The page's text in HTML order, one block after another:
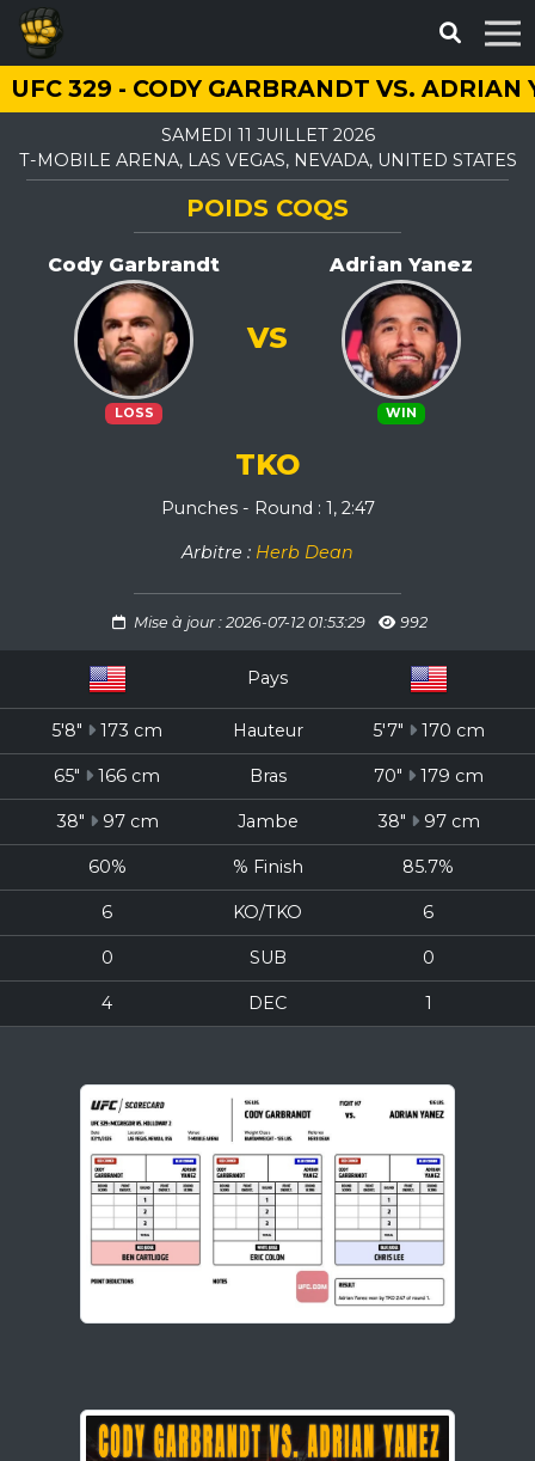
UFC 329 - CODY GARBRANDT VS. ADRIAN
SAMEDI 11 JUILLET 2026
T-MOBILE ARENA, LAS VEGAS, NEVADA, UNITED STATES
POIDS COQS
Cody Garbrandt
LOSS
Adrian Yanez
WIN
VS
TKO
Punches - Round : 1, 2:47
Arbitre : Herb Dean
Mise à jour : 2026-07-12 01:53:29 992
Pays
5'8" 173 cm Hauteur 5'7" 170 cm
65" 166 cm Bras 70" 179 cm
38" 97 cm Jambe 38" 97 cm
60% % Finish 85.7%
6 KO/TKO 6
0 SUB 0
4 DEC 1